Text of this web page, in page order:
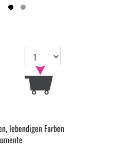
lebendigen Farben